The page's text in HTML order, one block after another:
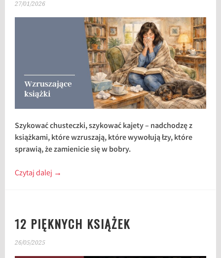
27/01/2026
Szykować chusteczki, szykować kajety – nadchodzę z
książkami, które wzruszają, które wywołują łzy, które
sprawią, że zamienicie się w bobry.
Czytaj dalej →
12 PIĘKNYCH KSIĄŻEK
26/05/2025